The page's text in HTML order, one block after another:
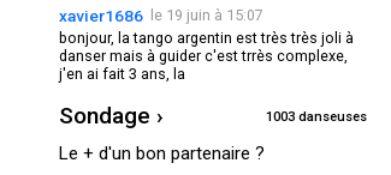
xavier1686
le 19 juin à 15:07
bonjour, la tango argentin est très très joli à
danser mais à guider c'est trrès complexe,
j'en ai fait 3 ans, la
1003 danseuses
Sondage ›
Le + d'un bon partenaire ?